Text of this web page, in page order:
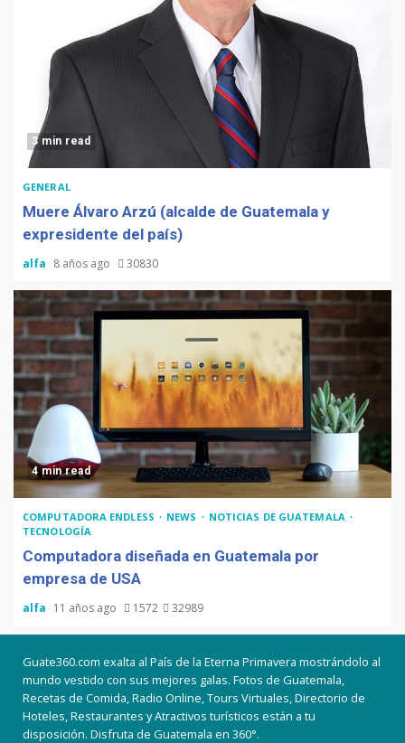
3 min read
GENERAL
Muere Álvaro Arzú (alcalde de Guatemala y
expresidente del país)
alfa 8 años ago 30830
4 min read
COMPUTADORA ENDLESS NEWS
NOTICIAS DE GUATEMALA
TECNOLOGÍA
Computadora diseñada en Guatemala por
empresa de USA
alfa 11 años ago 1572 32989
Guate360.com exalta al País de la Eterna Primavera mostrándolo al
mundo vestido con sus mejores galas. Fotos de Guatemala,
Recetas de Comida, Radio Online, Tours Virtuales, Directorio de
Hoteles, Restaurantes y Atractivos turísticos están a tu
disposición. Disfruta de Guatemala en 360°.